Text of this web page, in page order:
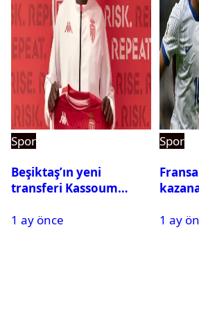
Spor
Beşiktaş’ın yeni
transferi Kassoum
gelecek? Resmi
1 ay önce
Spor
1 ay